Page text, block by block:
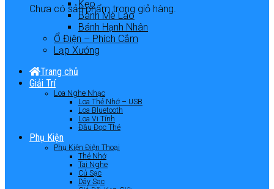
Chưa có sản phẩm trong giỏ hàng.
Kẹo
Bánh Mè Láo
Bánh Hạnh Nhân
Ổ Điện – Phích Cắm
Lạp Xưởng
Trang chủ
Giải Trí
Loa Nghe Nhạc
Loa Thẻ Nhớ – USB
Loa Bluetooth
Loa Vi Tính
Đầu Đọc Thẻ
Phụ Kiện
Phụ Kiện Điện Thoại
Thẻ Nhớ
Tai Nghe
Củ Sạc
Dây Sạc